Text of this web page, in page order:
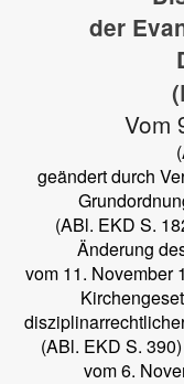
der
Vom
geändert durch
(ABl. EKD S.
Änderung
vom 11. November
(ABl. EKD S.
vom 6.